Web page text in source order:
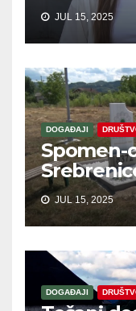
JUL 15, 2025
DOGAĐAJI
Spomen-
JUL 15, 2025
DOGAĐAJI